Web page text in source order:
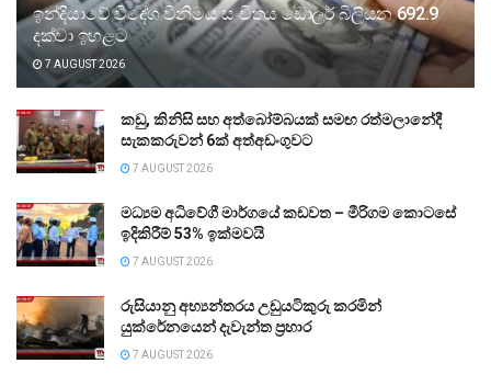
ඉන්දියාවේ විදේශ විනිමය සංචිතය ඩොලර් බිලියන 692.9
දක්වා ඉහළට
7 AUGUST 2026
කඩු, කිනිසි සහ අත්බෝම්බයක් සමඟ රත්මලානේදී
සැකකරුවන් 6ක් අත්අඩංගුවට
7 AUGUST 2026
මධ්‍යම අධිවේගී මාර්ගයේ කඩවත – මීරිගම කොටසේ
ඉදිකිරීම් 53% ඉක්මවයි
7 AUGUST 2026
රුසියානු අභ්‍යන්තරය උඩුයටිකුරු කරමින්
යුක්රේනයෙන් දැවැන්ත ප්‍රහාර
7 AUGUST 2026